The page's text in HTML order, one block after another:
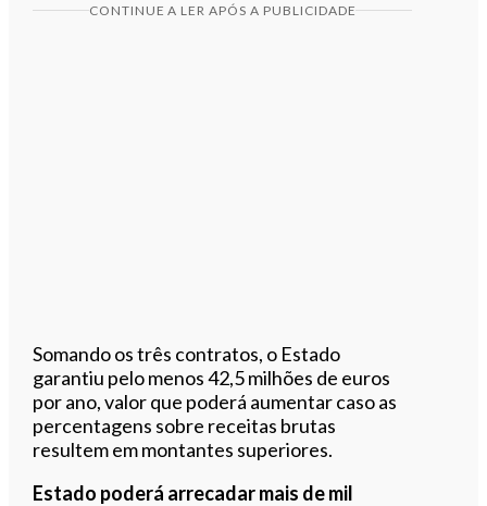
CONTINUE A LER APÓS A PUBLICIDADE
Somando os três contratos, o Estado
garantiu pelo menos 42,5 milhões de euros
por ano, valor que poderá aumentar caso as
percentagens sobre receitas brutas
resultem em montantes superiores.
Estado poderá arrecadar mais de mil